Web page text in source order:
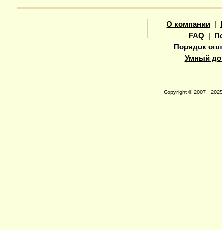
О компании|
FAQ
Порядок
Умный
Copyright © 2007 -